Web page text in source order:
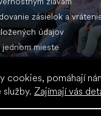
cookies, pomáhají
Zajímají vás
zásielok a
údajov
jednom mieste